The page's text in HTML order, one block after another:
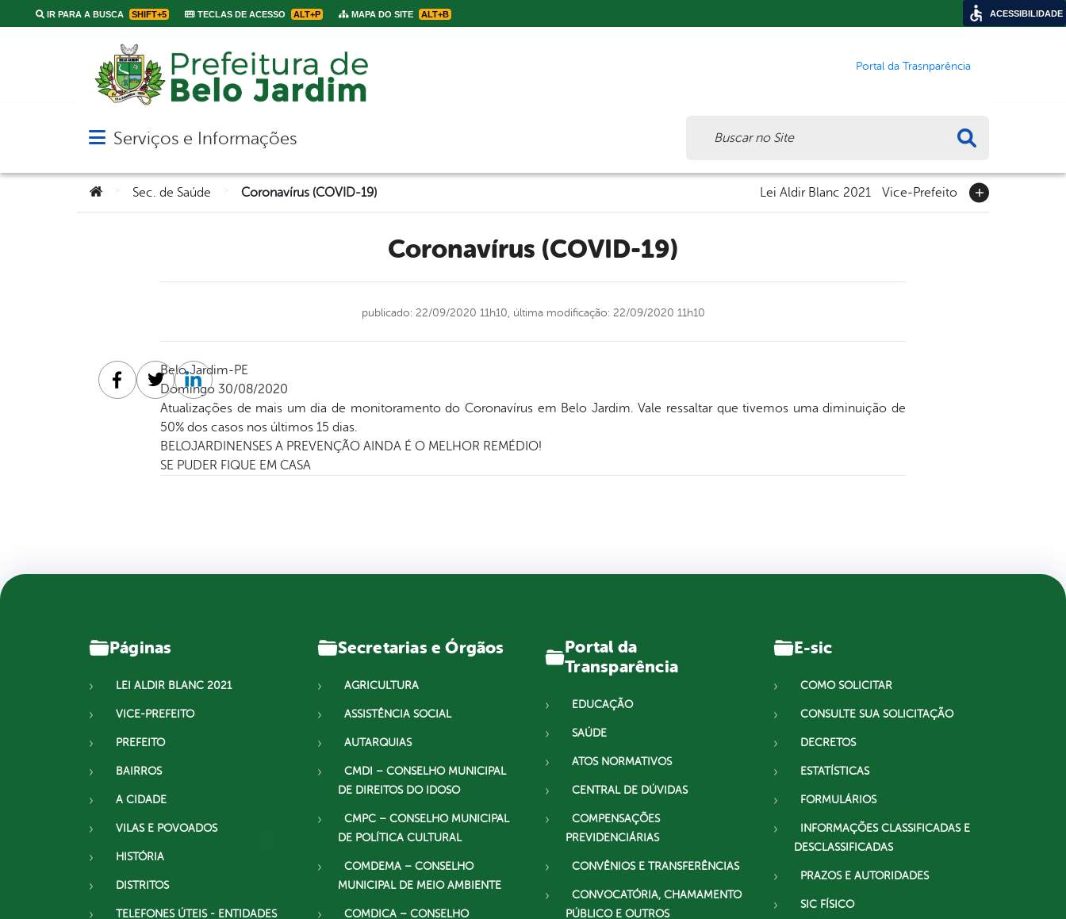
IR PARA A BUSCA SHIFT+5 TECLAS DE ACESSO ALT+P MAPA DO SITE ALT+B
Portal da Trasnparência
Abrir menu principal de navegação
Serviços e Informações
Você está aqui:Sec. de Saúde Coronavírus (COVID-19) Lei Aldir Blanc 2021 Vice-Prefeito
Coronavírus (COVID-19)
publicado: 22/09/2020 11h10, última modificação: 22/09/2020 11h10
Belo Jardim-PE
Domingo 30/08/2020
Atualizações de mais um dia de monitoramento do Coronavírus em Belo Jardim. Vale ressaltar que tivemos uma diminuição de
50% dos casos nos últimos 15 dias.
BELOJARDINENSES A PREVENÇÃO AINDA É O MELHOR REMÉDIO!
SE PUDER FIQUE EM CASA
Facebook
TwitterLinkedin
Páginas
LEI ALDIR BLANC 2021
VICE-PREFEITO
PREFEITO
BAIRROS
A CIDADE
VILAS E POVOADOS
HISTÓRIA
DISTRITOS
TELEFONES ÚTEIS - ENTIDADES
Secretarias e Órgãos
AGRICULTURA
ASSISTÊNCIA SOCIAL
AUTARQUIAS
CMDI – CONSELHO MUNICIPAL
DE DIREITOS DO IDOSO
CMPC – CONSELHO MUNICIPAL
DE POLÍTICA CULTURAL
COMDEMA – CONSELHO
MUNICIPAL DE MEIO AMBIENTE
COMDICA – CONSELHO
Portal da
Transparência
EDUCAÇÃO
SAÚDE
ATOS NORMATIVOS
CENTRAL DE DÚVIDAS
COMPENSAÇÕES
PREVIDENCIÁRIAS
CONVÊNIOS E TRANSFERÊNCIAS
CONVOCATÓRIA, CHAMAMENTO
PÚBLICO E OUTROS
E-sic
COMO SOLICITAR
CONSULTE SUA SOLICITAÇÃO
DECRETOS
ESTATÍSTICAS
FORMULÁRIOS
INFORMAÇÕES CLASSIFICADAS E
DESCLASSIFICADAS
PRAZOS E AUTORIDADES
SIC FÍSICO
ACESSIBILIDADE